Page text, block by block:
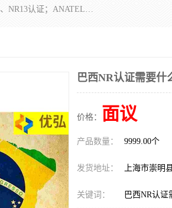
*是一家的测试、评估、检查与认机构，主要从事巴西NR10认证、NR12认证、NR13认证；ANATEL认证、INMTRO认证，欧盟CE认证：MD认证，PED认证，MID认证，ATEX认证，德国蓝色天使认证。
巴西NR认证需要什
价格： 面议
产品数量： 9999.00个
发货地址： 上海市崇明
关键词： 巴西NR认证